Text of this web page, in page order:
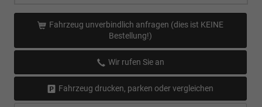
Fahrzeug unverbindlich anfragen (dies ist KEINE
Bestellung!)
Wir rufen Sie an
Fahrzeug drucken, parken oder vergleichen